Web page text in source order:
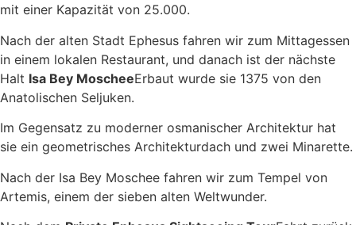
mit einer Kapazität von 25.000.
Nach der alten Stadt Ephesus fahren wir zum Mittagessen
in einem lokalen Restaurant, und danach ist der nächste
Halt Isa Bey MoscheeErbaut wurde sie 1375 von den
Anatolischen Seljuken.
Im Gegensatz zu moderner osmanischer Architektur hat
sie ein geometrisches Architekturdach und zwei Minarette.
Nach der Isa Bey Moschee fahren wir zum Tempel von
Artemis, einem der sieben alten Weltwunder.